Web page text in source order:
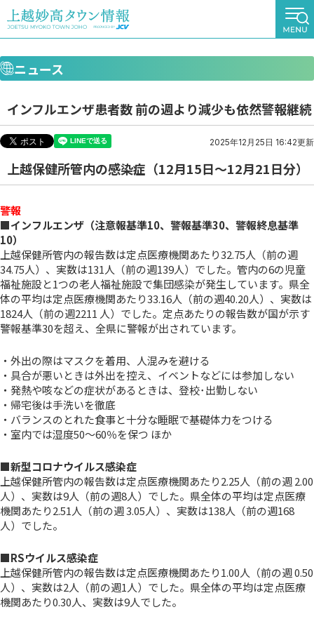
ニュース
インフルエンザ患者数 前の週より減少も依然警報継続
2025年12月25日 16:42更新
上越保健所管内の感染症（12月15日～12月21日分）
警報
■インフルエンザ（注意報基準10、警報基準30、警報終息基準
10）
上越保健所管内の報告数は定点医療機関あたり32.75人（前の週
34.75人）、実数は131人（前の週139人）でした。管内の6の児童
福祉施設と1つの老人福祉施設で集団感染が発生しています。県全
体の平均は定点医療機関あたり33.16人（前の週40.20人）、実数は
1824人（前の週2211 人）でした。定点あたりの報告数が国が示す
警報基準30を超え、全県に警報が出されています。
・外出の際はマスクを着用、人混みを避ける
・具合が悪いときは外出を控え、イベントなどには参加しない
・発熱や咳などの症状があるときは、登校･出勤しない
・帰宅後は手洗いを徹底
・バランスのとれた食事と十分な睡眠で基礎体力をつける
・室内では湿度50～60％を保つ ほか
■新型コロナウイルス感染症
上越保健所管内の報告数は定点医療機関あたり2.25人 （前の週 2.00
人）、 実数は9人 （前の週8人） でした。 県全体の平均は定点医療
機関あたり2.51人 （前の週 3.05人）、 実数は138人 （前の週168
人） でした。
■RSウイルス感染症
上越保健所管内の報告数は定点医療機関あたり1.00人 （前の週 0.50
人） 、 実数は2人 （前の週1人） でした。 県全体の平均は定点医療
機関あたり0.30人、 実数は9人でした。